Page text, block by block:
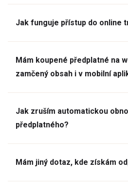
Jak funguje přístup do online
Mám koupené předplatné na
zamčený obsah i v mobilní
Jak zruším automatickou
předplatného?
Mám jiný dotaz, kde získám